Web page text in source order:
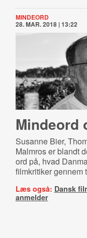
MINDEORD
28. MAR. 2018 | 13:22
Mindeord
Susanne Bier,
Malmros er blandt
ord på, hvad
filmkritiker gennem
Læs også: Dansk
anmelder